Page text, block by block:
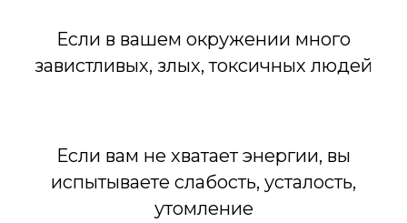
Если в вашем окружении много
завистливых, злых, токсичных людей
Если вам не хватает энергии, вы
испытываете слабость, усталость,
утомление